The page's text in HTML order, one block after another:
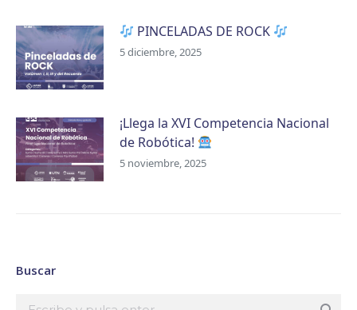
PINCELADAS DE ROCK
5 diciembre, 2025
¡Llega la XVI Competencia Nacional
de Robótica!
5 noviembre, 2025
Buscar